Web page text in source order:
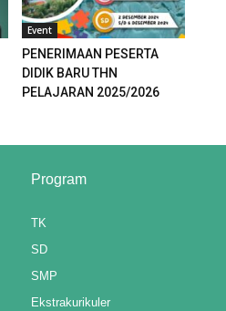
Event
PENERIMAAN PESERTA
DIDIK BARU THN
PELAJARAN 2025/2026
Program
TK
SD
SMP
Ekstrakurikuler